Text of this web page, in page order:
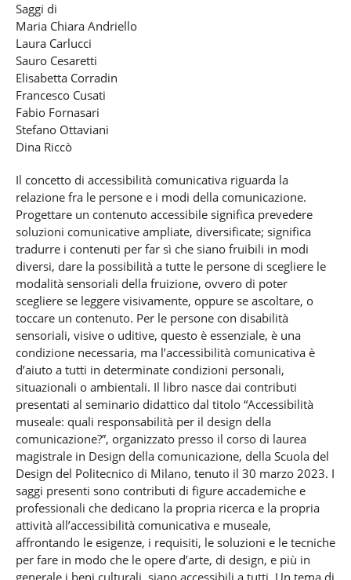
Saggi di
Maria Chiara Andriello
Laura Carlucci
Sauro Cesaretti
Elisabetta Corradin
Francesco Cusati
Fabio Fornasari
Stefano Ottaviani
Dina Riccò
Il concetto di accessibilità comunicativa riguarda la
relazione fra le persone e i modi della comunicazione.
Progettare un contenuto accessibile significa prevedere
soluzioni comunicative ampliate, diversificate; significa
tradurre i contenuti per far sì che siano fruibili in modi
diversi, dare la possibilità a tutte le persone di scegliere le
modalità sensoriali della fruizione, ovvero di poter
scegliere se leggere visivamente, oppure se ascoltare, o
toccare un contenuto. Per le persone con disabilità
sensoriali, visive o uditive, questo è essenziale, è una
condizione necessaria, ma l’accessibilità comunicativa è
d’aiuto a tutti in determinate condizioni personali,
situazionali o ambientali. Il libro nasce dai contributi
presentati al seminario didattico dal titolo “Accessibilità
museale: quali responsabilità per il design della
comunicazione?”, organizzato presso il corso di laurea
magistrale in Design della comunicazione, della Scuola del
Design del Politecnico di Milano, tenuto il 30 marzo 2023. I
saggi presenti sono contributi di figure accademiche e
professionali che dedicano la propria ricerca e la propria
attività all’accessibilità comunicativa e museale,
affrontando le esigenze, i requisiti, le soluzioni e le tecniche
per fare in modo che le opere d’arte, di design, e più in